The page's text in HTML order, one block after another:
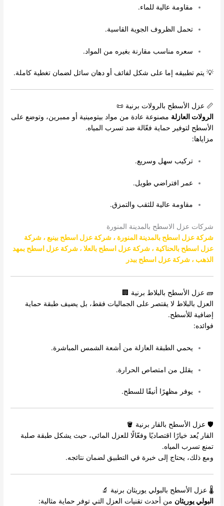
مقاومة عالية للماء.
تحمل الظروف الجوية القاسية.
سعره مناسب مقارنة بغيره من المواد.
💡 يتم تطبيقه إما على شكل لفائف أو دهان سائل لضمان تغطية كاملة.
📏 عزل الأسطح بالرولات برنية 📜
الرولات العازلة مصنوعة عادة من مواد بيتومينية أو ممبرين، وتوضع على
الأسطح لتوفير حماية فعّالة ضد تسرب المياه.
مزاياها:
تركيب سهل وسريع.
عمر افتراضي طويل.
مقاومة عالية للثقب والتمزق.
شركات عزل الاسطح بالمدينة المنورة
شركة عزل اسطح بالمدينة المنورة ،شركة عزل اسطح بينبع ،شركة
عزل اسطح بالحناكية ،شركة عزل اسطح بالعلا ،شركة عزل اسطح بمهد
الذهب ،شركة عزل اسطح ببدر
🧱 عزل الأسطح بالبلاط برنية 🏢
العزل بالبلاط لا يقتصر على الجماليات فقط، بل يضيف طبقة حماية
إضافية للأسطح.
فوائده:
يحمي الطبقة العازلة من أشعة الشمس المباشرة.
يقلل من امتصاص الحرارة.
يوفر مظهرًا أنيقًا للسطح.
🛡️ عزل الأسطح بالقار برنية 🪣
القار يُعد خيارًا اقتصاديًا وفعّالًا للعزل المائي، حيث يشكل طبقة صلبة
تمنع تسرب المياه.
ومع ذلك، يحتاج إلى خبرة في التطبيق لضمان نتائجه.
🌡️ عزل الأسطح بالبولي يوريثان برنية 🔬
البولي يوريثان من أحدث تقنيات العزل التي توفر حماية مثالية: